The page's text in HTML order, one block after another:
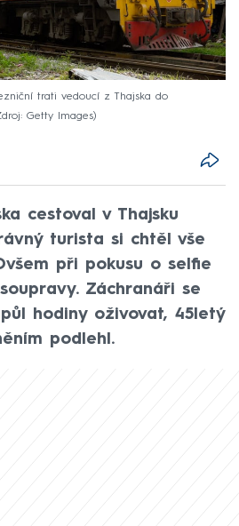
trati vedoucí z Thajska do
Getty Images
cestoval v Thajsku
turista si chtěl vše
při pokusu o selfie
Záchranáři se
hodiny oživovat, 45letý
podlehl.